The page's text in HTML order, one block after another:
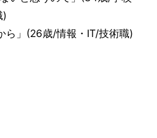
)
ら」(26歳/情報・IT/技術職)